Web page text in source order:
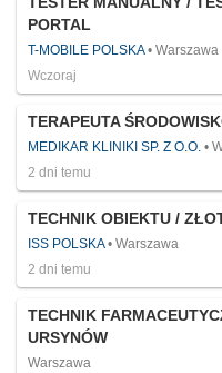
PORTAL
T-MOBILE POLSKA
Warszawa
Wczoraj
TERAPEUTA
MEDIKAR KLINIKI SP. Z O.O.
2 dni temu
TECHNIK OBIEKTU /
ISS POLSKA
Warszawa
2 dni temu
TECHNIK
URSYNÓW
Warszawa